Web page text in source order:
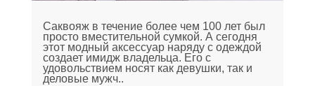
Саквояж в течение более чем 100 лет был
просто вместительной сумкой. А сегодня
этот модный аксессуар наряду с одеждой
создает имидж владельца. Его с
удовольствием носят как девушки, так и
деловые мужч..